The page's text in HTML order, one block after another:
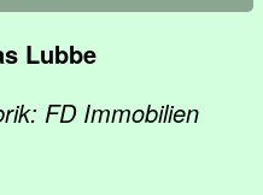
Lubbe
FD Immobilien